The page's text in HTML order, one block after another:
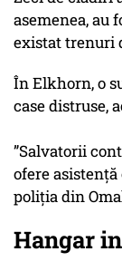
asemenea, au
existat trenuri
În Elkhorn, o
case distruse,
”Salvatorii
ofere asistenţă
poliţia din
Hangar